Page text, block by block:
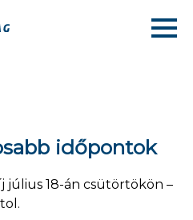
időpontok
július 18-án csütörtökön –